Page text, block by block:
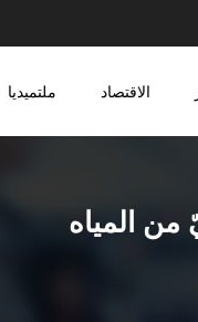
الاقتصاد ملتميديا